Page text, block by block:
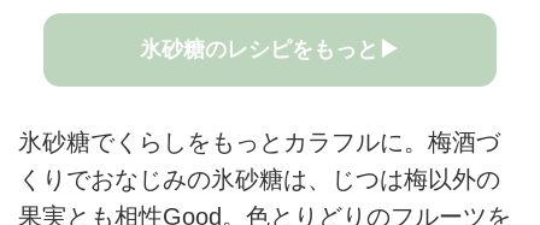
氷砂糖のレシピをもっと▶
氷砂糖でくらしをもっとカラフルに。梅酒づ
くりでおなじみの氷砂糖は、じつは梅以外の
果実とも相性Good。色とりどりのフルーツを